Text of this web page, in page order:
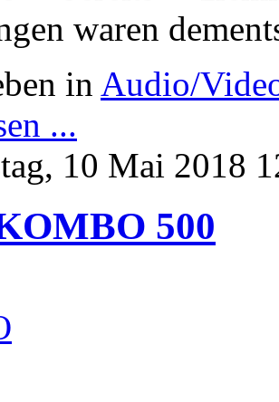
waren
in Audio/
...
10 Mai 2018
500